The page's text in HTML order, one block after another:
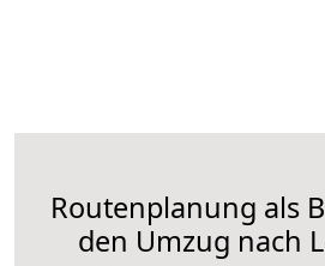
Routenplanung als
den Umzug nach